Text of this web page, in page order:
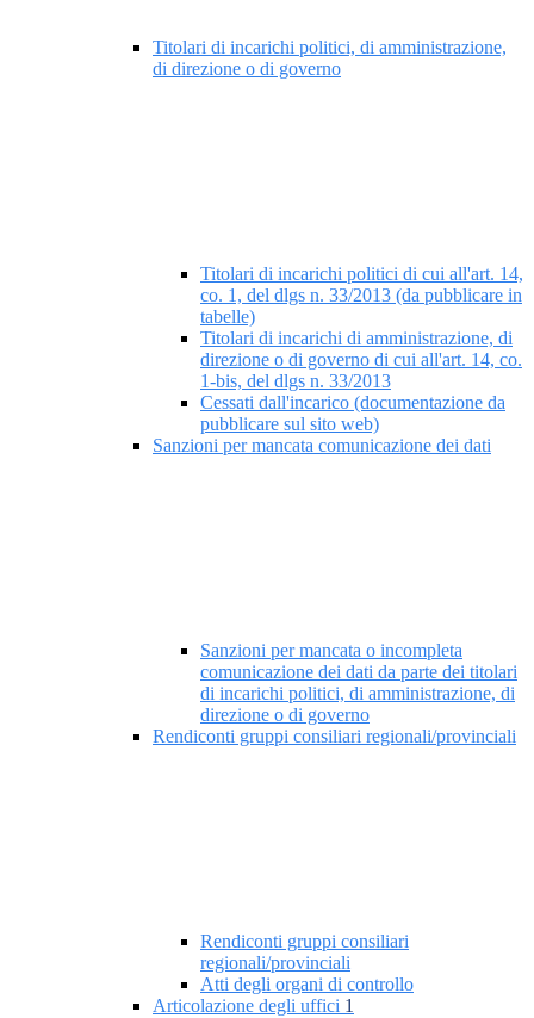
Titolari di incarichi politici, di amministrazione,
di direzione o di governo
Titolari di incarichi politici di cui all'art. 14,
co. 1, del dlgs n. 33/2013 (da pubblicare in
tabelle)
Titolari di incarichi di amministrazione, di
direzione o di governo di cui all'art. 14, co.
1-bis, del dlgs n. 33/2013
Cessati dall'incarico (documentazione da
pubblicare sul sito web)
Sanzioni per mancata comunicazione dei dati
Sanzioni per mancata o incompleta
comunicazione dei dati da parte dei titolari
di incarichi politici, di amministrazione, di
direzione o di governo
Rendiconti gruppi consiliari regionali/provinciali
Rendiconti gruppi consiliari
regionali/provinciali
Atti degli organi di controllo
Articolazione degli uffici 1